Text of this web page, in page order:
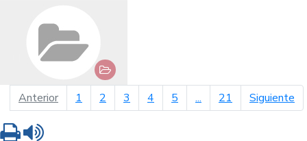
Anteriorpágina anterior
1 2 3 4 5 ... 21 Siguiente
Imprimir